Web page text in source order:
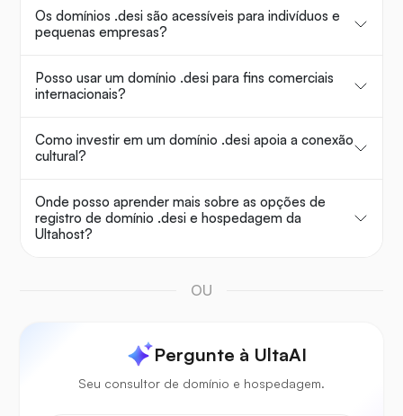
Os domínios .desi são acessíveis para indivíduos e
pequenas empresas?
Posso usar um domínio .desi para fins comerciais
internacionais?
Como investir em um domínio .desi apoia a conexão
cultural?
Onde posso aprender mais sobre as opções de
registro de domínio .desi e hospedagem da
Ultahost?
OU
Pergunte à UltaAI
Seu consultor de domínio e hospedagem.